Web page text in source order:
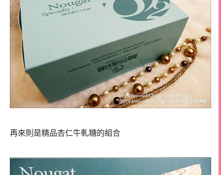
再來則是精品杏仁牛軋糖的組合